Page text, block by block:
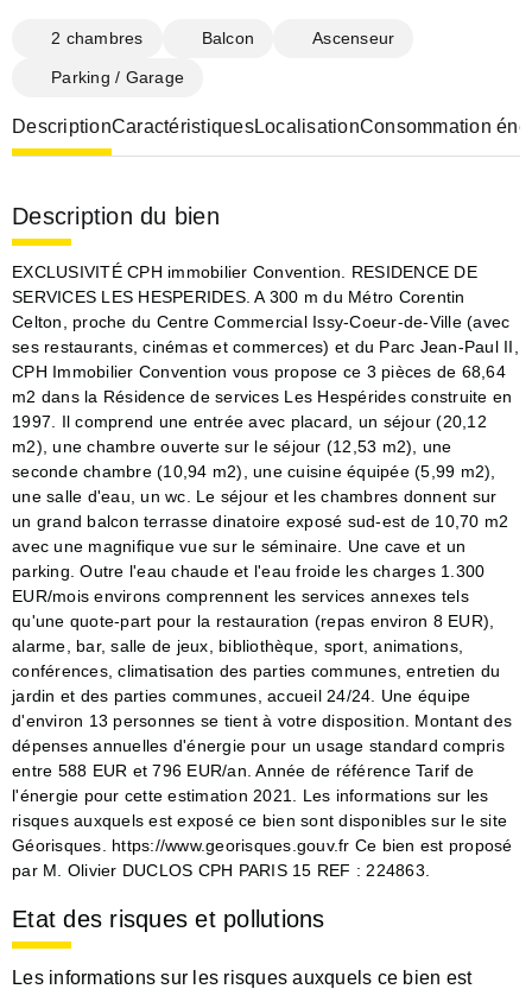
2 chambres Balcon Ascenseur
Parking / Garage
DescriptionCaractéristiquesLocalisationConsommation
Description du bien
EXCLUSIVITÉ CPH immobilier Convention. RESIDENCE DE
SERVICES LES HESPERIDES. A 300 m du Métro Corentin
Celton, proche du Centre Commercial Issy-Coeur-de-Ville (avec
ses restaurants, cinémas et commerces) et du Parc Jean-Paul II,
CPH Immobilier Convention vous propose ce 3 pièces de 68,64
m2 dans la Résidence de services Les Hespérides construite en
1997. Il comprend une entrée avec placard, un séjour (20,12
m2), une chambre ouverte sur le séjour (12,53 m2), une
seconde chambre (10,94 m2), une cuisine équipée (5,99 m2),
une salle d'eau, un wc. Le séjour et les chambres donnent sur
un grand balcon terrasse dinatoire exposé sud-est de 10,70 m2
avec une magnifique vue sur le séminaire. Une cave et un
parking. Outre l'eau chaude et l'eau froide les charges 1.300
EUR/mois environs comprennent les services annexes tels
qu'une quote-part pour la restauration (repas environ 8 EUR),
alarme, bar, salle de jeux, bibliothèque, sport, animations,
conférences, climatisation des parties communes, entretien du
jardin et des parties communes, accueil 24/24. Une équipe
d'environ 13 personnes se tient à votre disposition. Montant des
dépenses annuelles d'énergie pour un usage standard compris
entre 588 EUR et 796 EUR/an. Année de référence Tarif de
l'énergie pour cette estimation 2021. Les informations sur les
risques auxquels est exposé ce bien sont disponibles sur le site
Géorisques. https://www.georisques.gouv.fr Ce bien est proposé
par M. Olivier DUCLOS CPH PARIS 15 REF : 224863.
Etat des risques et pollutions
Les informations sur les risques auxquels ce bien est